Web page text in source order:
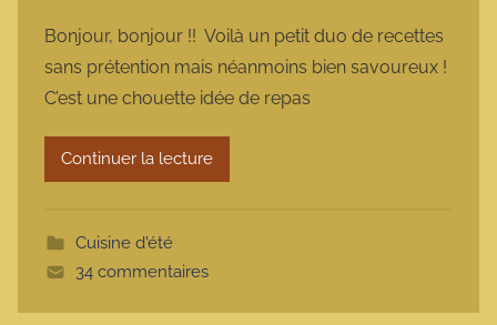
r
m
a
Bonjour, bonjour !! Voilà un petit duo de recettes
sans prétention mais néanmoins bien savoureux !
C’est une chouette idée de repas
Continuer la lecture
Cuisine d'été
34 commentaires